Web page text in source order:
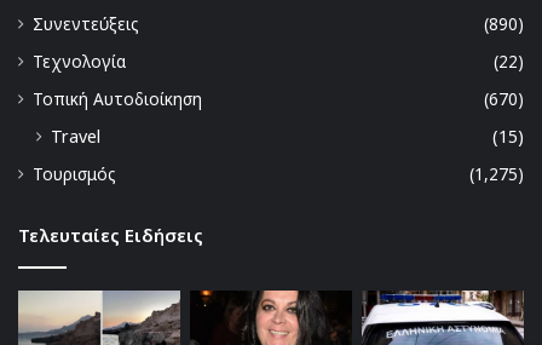
Συνεντεύξεις
(890)
Τεχνολογία
(22)
Τοπική Αυτοδιοίκηση
(670)
Travel
(15)
Τουρισμός
(1,275)
Τελευταίες Ειδήσεις